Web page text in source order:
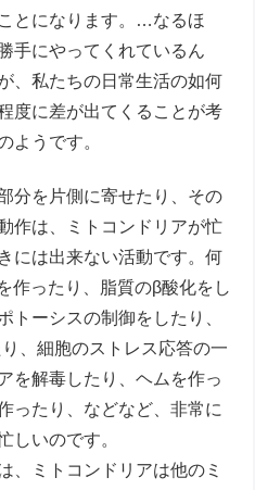
とになります。…なるほ
手にやってくれているん
、私たちの日常生活の如何
度に差が出てくることが考
ようです。
分を片側に寄せたり、その
作は、ミトコンドリアが忙
には出来ない活動です。何
作ったり、脂質のβ酸化をし
トーシスの制御をしたり、
、細胞のストレス応答の一
を解毒したり、ヘムを作っ
ったり、などなど、非常に
しいのです。
ミトコンドリアは他のミ